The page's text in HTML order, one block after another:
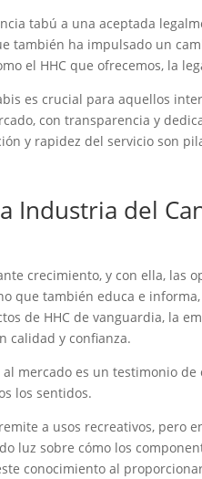
tabú a una aceptada
también ha impulsado un
el HHC que ofrecemos, la
es crucial para aquellos
con transparencia y
y rapidez del servicio son
Industria del
crecimiento, y con ella,
que también educa e
de HHC de vanguardia, la
calidad y confianza.
mercado es un testimonio
los sentidos.
a usos recreativos, pero
luz sobre cómo los
conocimiento al